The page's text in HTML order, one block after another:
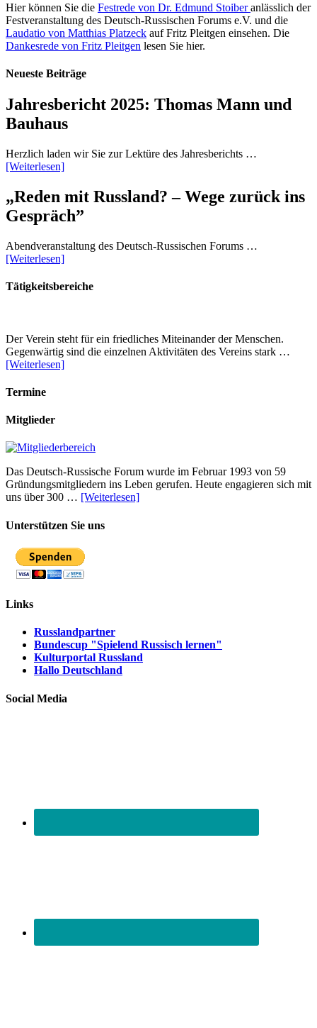
Hier können Sie die Festrede von Dr. Edmund Stoiberanlässlich der
Festveranstaltung des Deutsch-Russischen Forums e.V. und die
Laudatio von Matthias Platzeck auf Fritz Pleitgen einsehen. Die
Dankesrede von Fritz Pleitgen lesen Sie hier.
Neueste Beiträge
Jahresbericht 2025: Thomas Mann und
Bauhaus
Herzlich laden wir Sie zur Lektüre des Jahresberichts …
[Weiterlesen]
„Reden mit Russland? – Wege zurück ins
Gespräch”
Abendveranstaltung des Deutsch-Russischen Forums …
[Weiterlesen]
Tätigkeitsbereiche
Der Verein steht für ein friedliches Miteinander der Menschen.
Gegenwärtig sind die einzelnen Aktivitäten des Vereins stark …
[Weiterlesen]
Termine
Mitglieder
Das Deutsch-Russische Forum wurde im Februar 1993 von 59
Gründungsmitgliedern ins Leben gerufen. Heute engagieren sich mit
uns über 300 … [Weiterlesen]
Unterstützen Sie uns
Links
Russlandpartner
Bundescup "Spielend Russisch lernen"
Kulturportal Russland
Hallo Deutschland
Social Media